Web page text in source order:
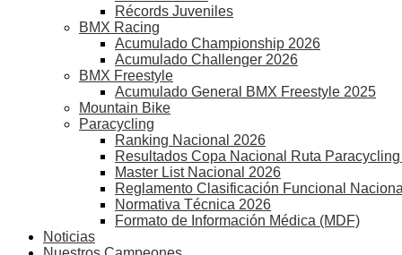
Récords Juveniles
BMX Racing
Acumulado Championship 2026
Acumulado Challenger 2026
BMX Freestyle
Acumulado General BMX Freestyle 2025
Mountain Bike
Paracycling
Ranking Nacional 2026
Resultados Copa Nacional Ruta
Master List Nacional 2026
Reglamento Clasificación Funcional Nacional
Normativa Técnica 2026
Formato de Información Médica (MDF)
Noticias